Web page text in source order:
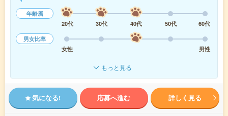
年齢層
20代
30代 40代 50代
60代
男女比率
女性
男性
もっと見る
気になる! 応募へ進む 詳しく見る